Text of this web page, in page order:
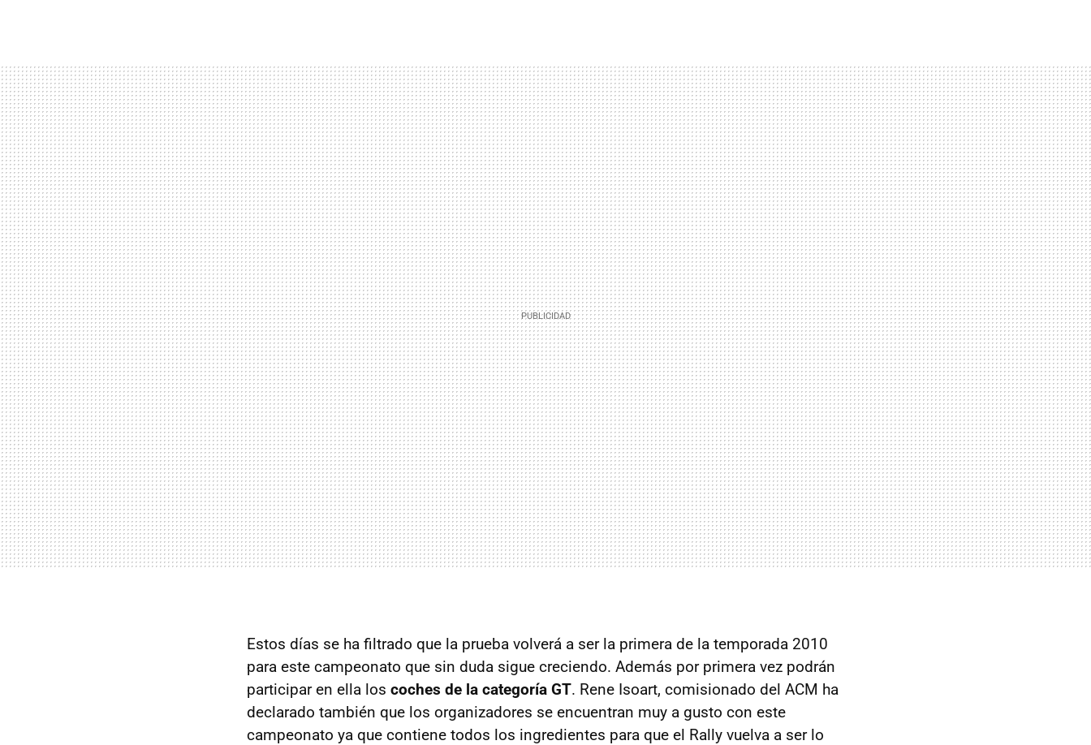
Estos días se ha filtrado que la prueba volverá a ser la primera de la temporada 2010
para este campeonato que sin duda sigue creciendo. Además por primera vez podrán
participar en ella los coches de la categoría GT. Rene Isoart, comisionado del ACM ha
declarado también que los organizadores se encuentran muy a gusto con este
campeonato ya que contiene todos los ingredientes para que el Rally vuelva a ser lo